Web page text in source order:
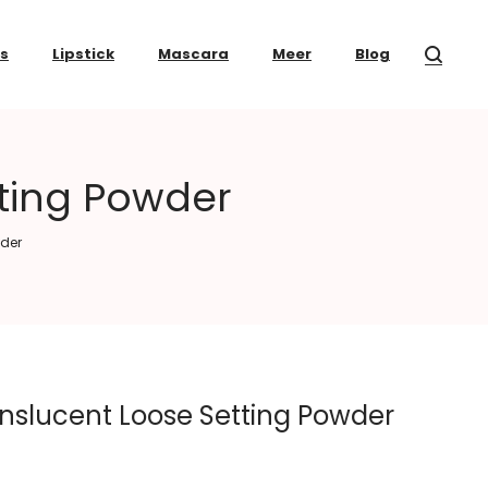
Lipstick Mascara Meer Blog
Powder
Loose Setting Powder